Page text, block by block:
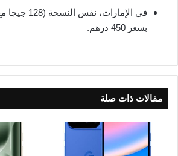
بسعر 450 درهم.
مقالات ذات صلة